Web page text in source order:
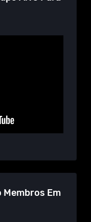
Membros Em